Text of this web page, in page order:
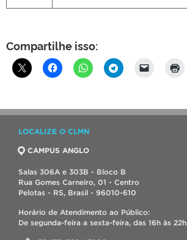
Compartilhe isso:
LOCALIZE O CLMN
CAMPUS ANGLO
Salas 306A e 303B - Bloco B
Rua Gomes Carneiro, 01 - Centro
Pelotas - RS, Brasil - 96010-610
Horário de Atendimento ao Público:
De segunda-feira a sexta-feira, das 16h às 22h.